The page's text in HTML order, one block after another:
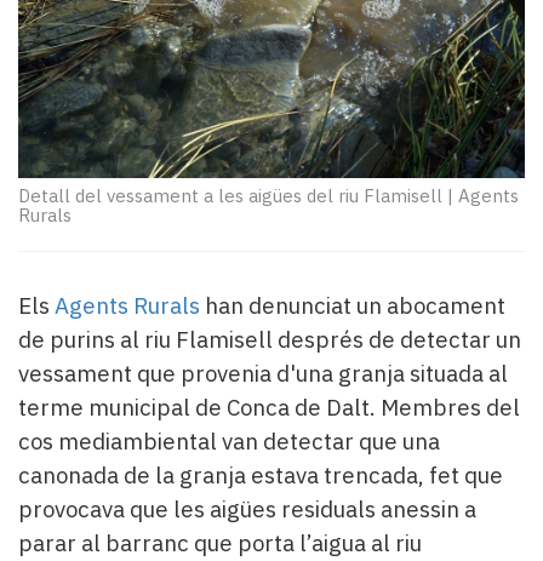
Enquestes
A
escena!
Dis
la
teva!
Subscriptors
La
Contingut
patrocinat
Lo
més
Editorial
Detall del vessament a les aigües del riu Flamisell | Agents
Rurals
Els Agents Rurals han denunciat un abocament
de purins al riu Flamisell després de detectar un
vessament que provenia d'una granja situada al
terme municipal de Conca de Dalt. Membres del
cos mediambiental van detectar que una
canonada de la granja estava trencada, fet que
provocava que les aigües residuals anessin a
parar al barranc que porta l’aigua al riu